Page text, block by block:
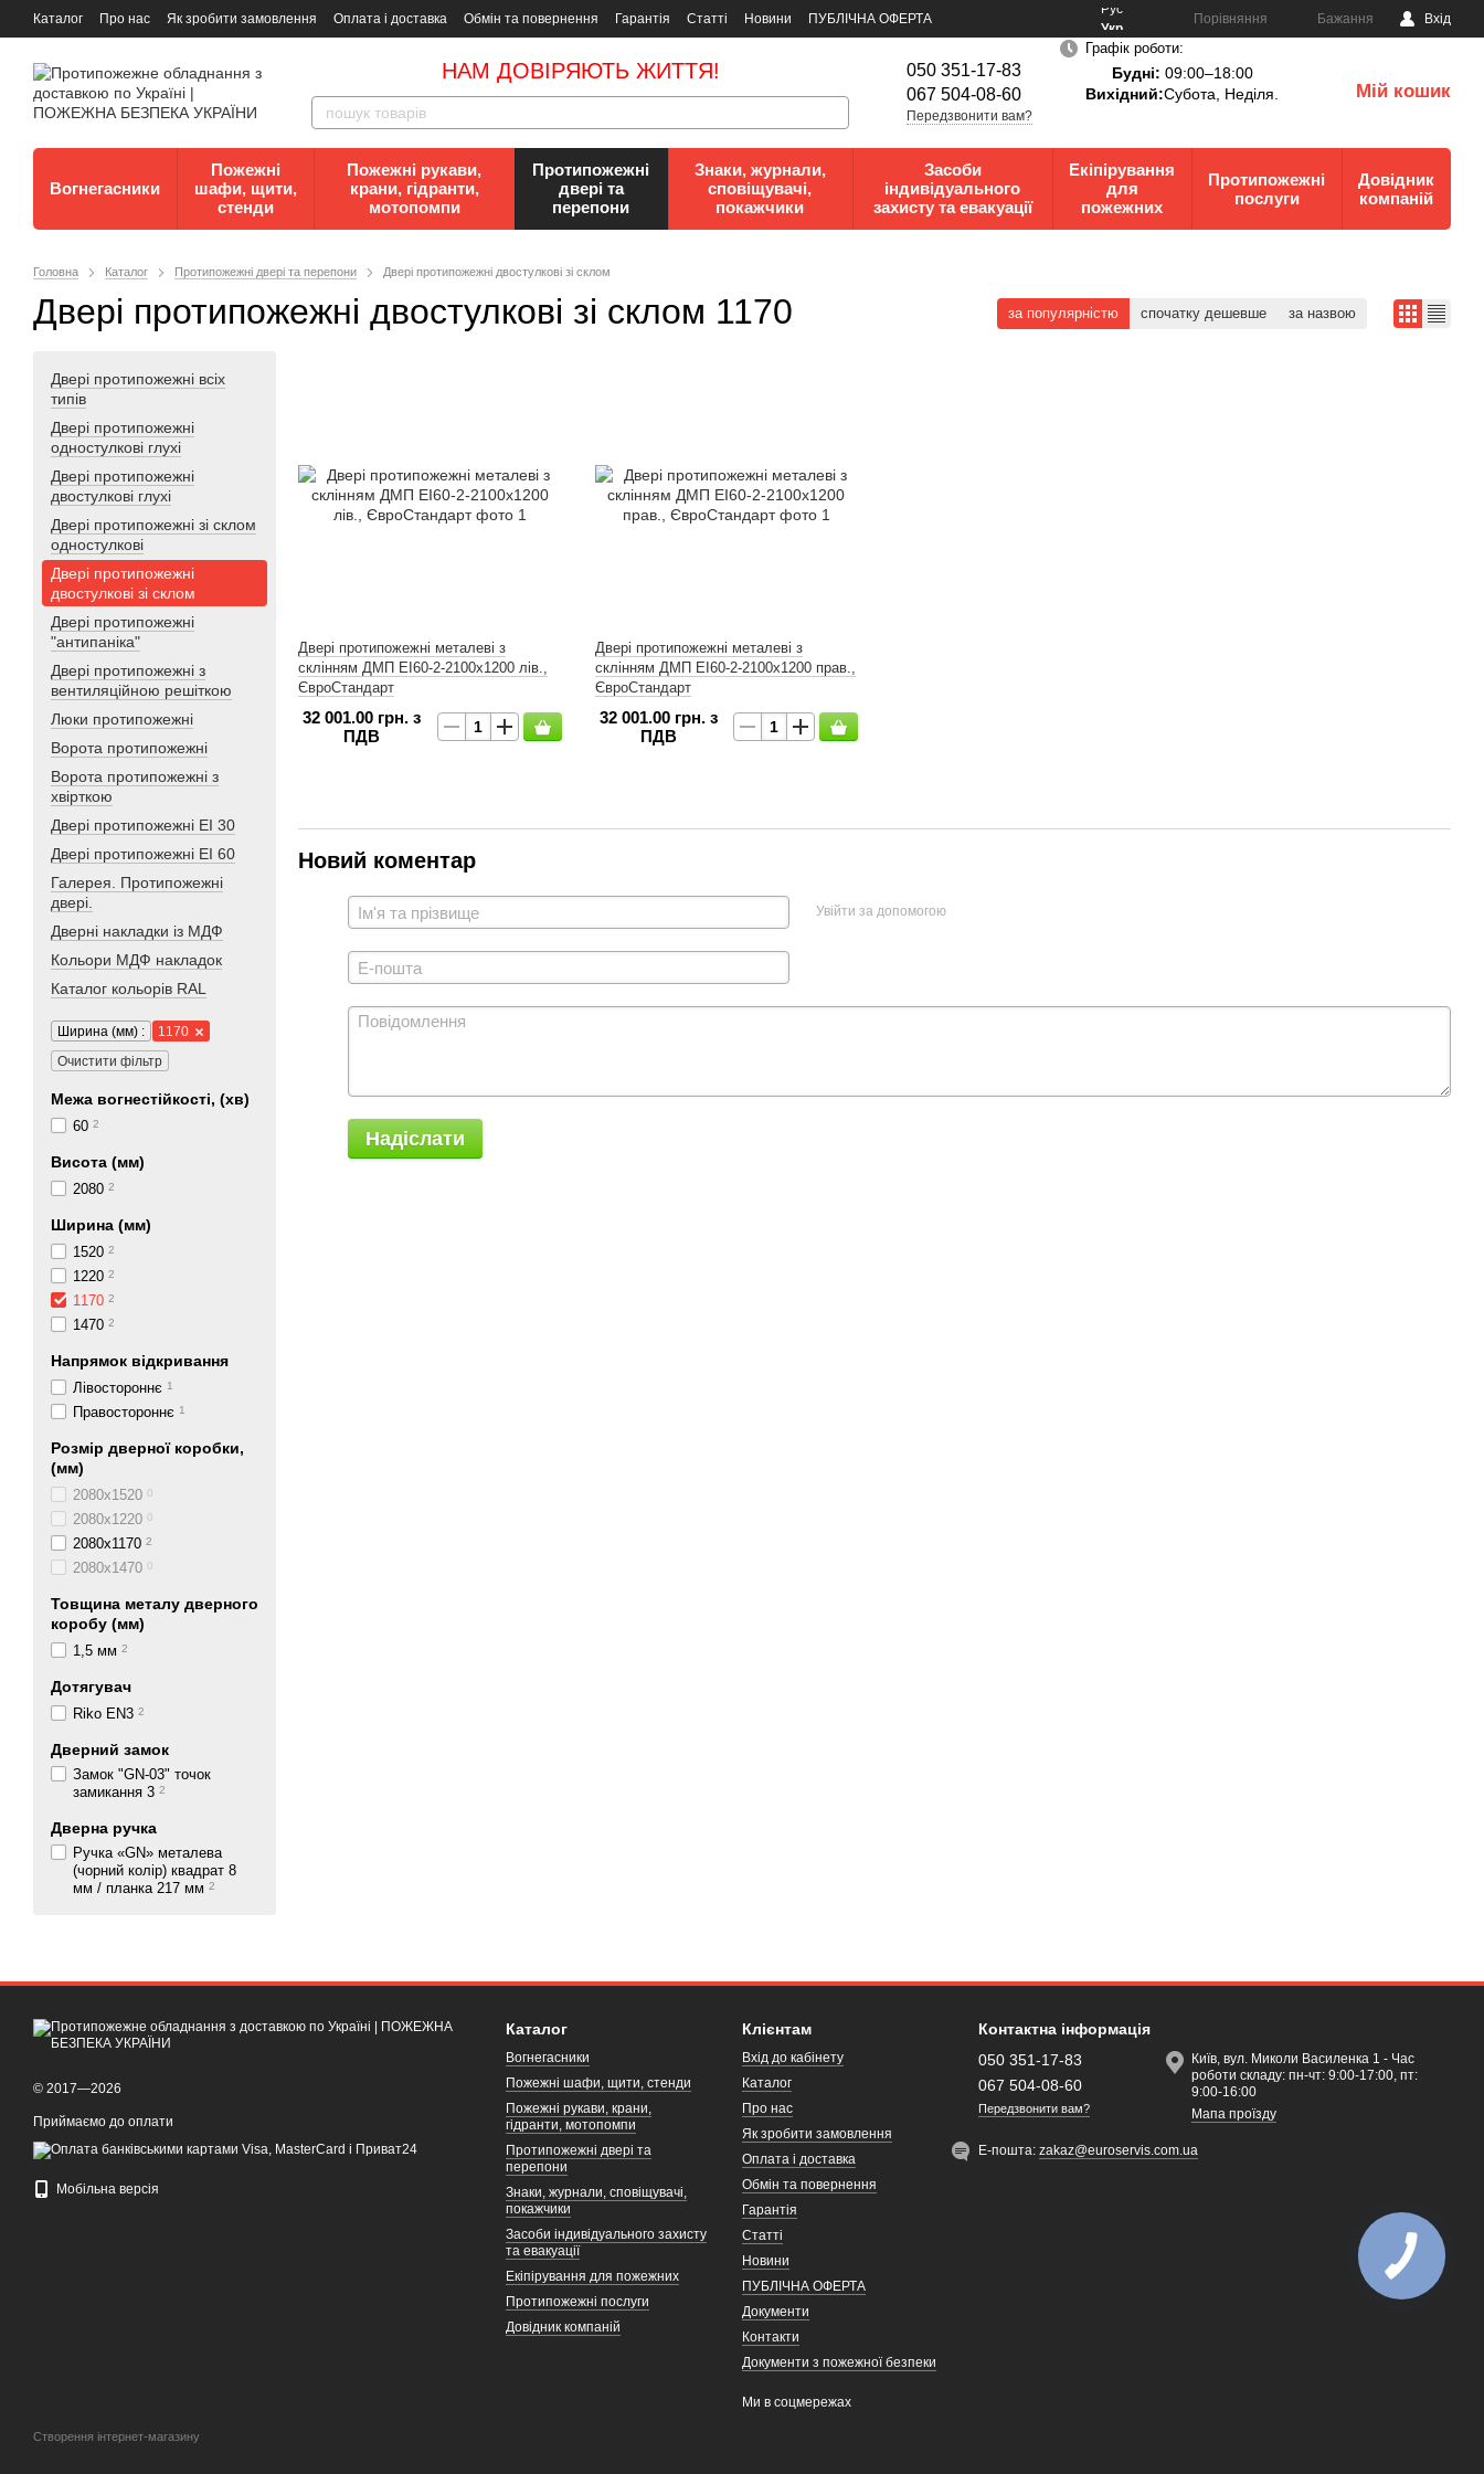
Каталог Про нас Як зробити замовлення Оплата і доставка Обмін та повернення Гарантія Статті Новини
ПУБЛІЧНА ОФЕРТА
Документи
Контакти Документи з пожежної безпеки
Рус
Укр
Порівняння Бажання Вхід
НАМ ДОВІРЯЮТЬ ЖИТТЯ!
050 351-17-83
067 504-08-60
Передзвонити вам?
Графік роботи:
Будні: 09:00–18:00
Вихідний:Субота, Неділя. Мій кошик
Вогнегасники
Пожежні
шафи, щити,
стенди
Пожежні рукави,
крани, гідранти,
мотопомпи
Протипожежні
двері та
перепони
Знаки, журнали,
сповіщувачі,
покажчики
Засоби
індивідуального
захисту та евакуації
Екіпірування
для
пожежних
Протипожежні
послуги
Довідник
компаній
Головна Каталог Протипожежні двері та перепони Двері протипожежні двостулкові зі склом
Двері протипожежні двостулкові зі склом 1170 за популярністю спочатку дешевше за назвою
Двері протипожежні металеві з
склінням ДМП ЕІ60-2-2100x1200 лів.,
ЄвроСтандарт
32 001.00 грн. з
ПДВ
Двері протипожежні металеві з
склінням ДМП ЕІ60-2-2100x1200 прав.,
ЄвроСтандарт
32 001.00 грн. з
ПДВ
Новий коментар
Увійти за допомогою
Надіслати
Двері протипожежні всіх
типів
Двері протипожежні
одностулкові глухі
Двері протипожежні
двостулкові глухі
Двері протипожежні зі склом
одностулкові
Двері протипожежні
двостулкові зі склом
Двері протипожежні
"антипаніка"
Двері протипожежні з
вентиляційною решіткою
Люки протипожежні
Ворота протипожежні
Ворота протипожежні з
хвірткою
Двері протипожежні EI 30
Двері протипожежні EI 60
Галерея. Протипожежні
двері.
Дверні накладки із МДФ
Кольори МДФ накладок
Каталог кольорів RAL
Ширина (мм) :
1170
Очистити фільтр
Межа вогнестійкості, (хв)
60 2
Висота (мм)
2080 2
Ширина (мм)
1520 2
1220 2
1170 2
1470 2
Напрямок відкривання
Лівостороннє 1
Правостороннє 1
Розмір дверної коробки,
(мм)
2080x1520 0
2080x1220 0
2080x1170 2
2080x1470 0
Товщина металу дверного
коробу (мм)
1,5 мм 2
Дотягувач
Riko EN3 2
Дверний замок
Замок "GN-03" точок
замикання 3 2
Дверна ручка
Ручка «GN» металева
(чорний колір) квадрат 8
мм / планка 217 мм 2
© 2017—2026
Приймаємо до оплати
Мобільна версія
Каталог
Вогнегасники
Пожежні шафи, щити, стенди
Пожежні рукави, крани,
гідранти, мотопомпи
Протипожежні двері та
перепони
Знаки, журнали, сповіщувачі,
покажчики
Засоби індивідуального захисту
та евакуації
Екіпірування для пожежних
Протипожежні послуги
Довідник компаній
Клієнтам
Вхід до кабінету
Каталог
Про нас
Як зробити замовлення
Оплата і доставка
Обмін та повернення
Гарантія
Статті
Новини
ПУБЛІЧНА ОФЕРТА
Документи
Контакти
Документи з пожежної безпеки
Ми в соцмережах
Контактна інформація
050 351-17-83
067 504-08-60
Передзвонити вам?
Київ, вул. Миколи Василенка 1 - Час
роботи складу: пн-чт: 9:00-17:00, пт:
9:00-16:00
Мапа проїзду
Е-пошта:zakaz@euroservis.com.ua
Створення інтернет-магазину